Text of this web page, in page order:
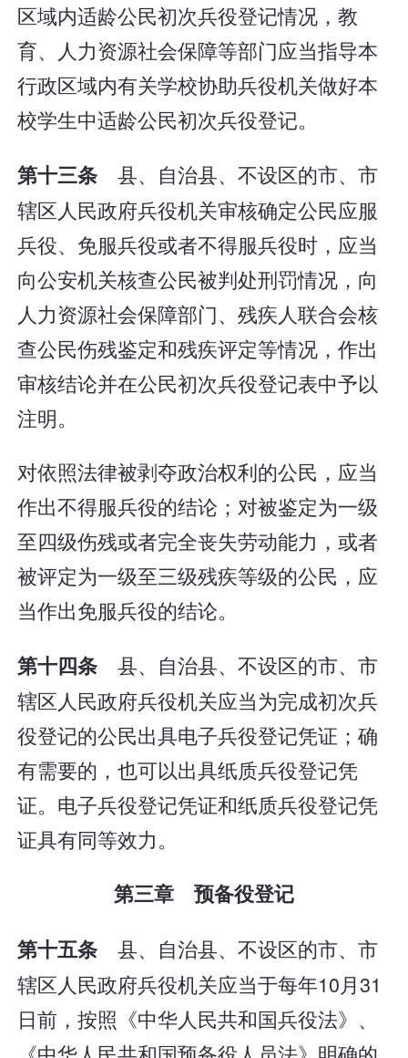
区域内适龄公民初次兵役登记情况，教
育、人力资源社会保障等部门应当指导本
行政区域内有关学校协助兵役机关做好本
校学生中适龄公民初次兵役登记。
第十三条县、自治县、不设区的市、市
辖区人民政府兵役机关审核确定公民应服
兵役、免服兵役或者不得服兵役时，应当
向公安机关核查公民被判处刑罚情况，向
人力资源社会保障部门、残疾人联合会核
查公民伤残鉴定和残疾评定等情况，作出
审核结论并在公民初次兵役登记表中予以
注明。
对依照法律被剥夺政治权利的公民，应当
作出不得服兵役的结论；对被鉴定为一级
至四级伤残或者完全丧失劳动能力，或者
被评定为一级至三级残疾等级的公民，应
当作出免服兵役的结论。
第十四条县、自治县、不设区的市、市
辖区人民政府兵役机关应当为完成初次兵
役登记的公民出具电子兵役登记凭证；确
有需要的，也可以出具纸质兵役登记凭
证。电子兵役登记凭证和纸质兵役登记凭
证具有同等效力。
第三章 预备役登记
第十五条县、自治县、不设区的市、市
辖区人民政府兵役机关应当于每年10月31
日前，按照《中华人民共和国兵役法》、